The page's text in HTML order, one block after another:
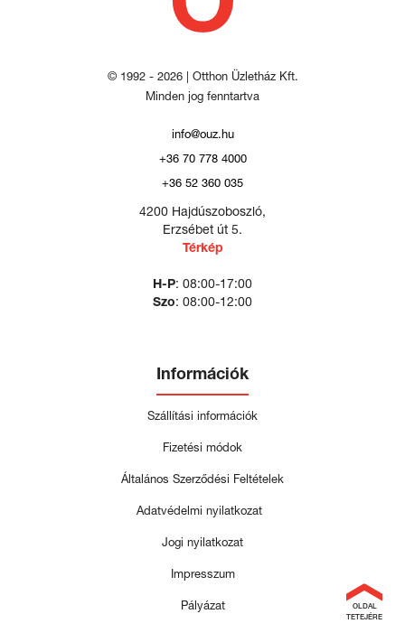
OLDAL
TETEJÉRE
© 1992 - 2026 | Otthon Üzletház Kft.
Minden jog fenntartva
info@ouz.hu
+36 70 778 4000
+36 52 360 035
4200 Hajdúszoboszló,
Erzsébet út 5.
Térkép
H-P: 08:00-17:00
Szo: 08:00-12:00
Információk
Szállítási információk
Fizetési módok
Általános Szerződési Feltételek
Adatvédelmi nyilatkozat
Jogi nyilatkozat
Impresszum
Pályázat